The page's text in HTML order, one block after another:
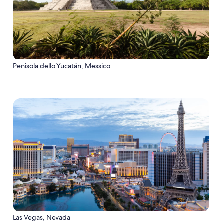
Penisola dello Yucatán, Messico
Las Vegas, Nevada